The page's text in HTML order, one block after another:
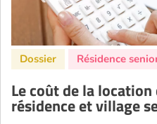
Le coût de la
résidence et village